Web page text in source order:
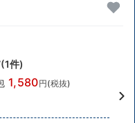
(1件)
1,580円(税抜)